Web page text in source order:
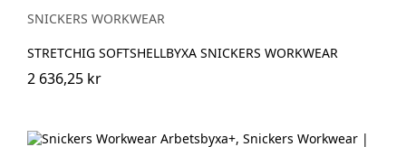
SNICKERS WORKWEAR
STRETCHIG SOFTSHELLBYXA SNICKERS WORKWEAR
2 636,25 kr